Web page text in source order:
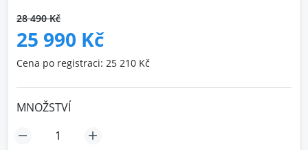
28 490 Kč
25 990 Kč
Cena po registraci: 25 210 Kč
MNOŽSTVÍ